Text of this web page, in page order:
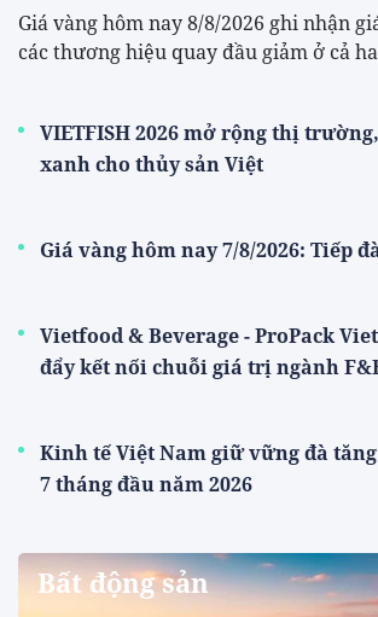
Giá vàng hôm nay 8/8/2026 ghi nhận
các thương hiệu quay đầu giảm ở cả
VIETFISH 2026 mở rộng thị
xanh cho thủy sản Việt
Giá vàng hôm nay 7/8/2026: Tiếp
Vietfood & Beverage - ProPack
đẩy kết nối chuỗi giá trị ngành
Kinh tế Việt Nam giữ vững đà
7 tháng đầu năm 2026
Bất động sản